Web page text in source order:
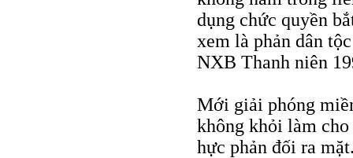
dụng chức quyền
xem là phản dân
NXB Thanh niên
Mới giải phóng
không khỏi làm
hực phản đối ra